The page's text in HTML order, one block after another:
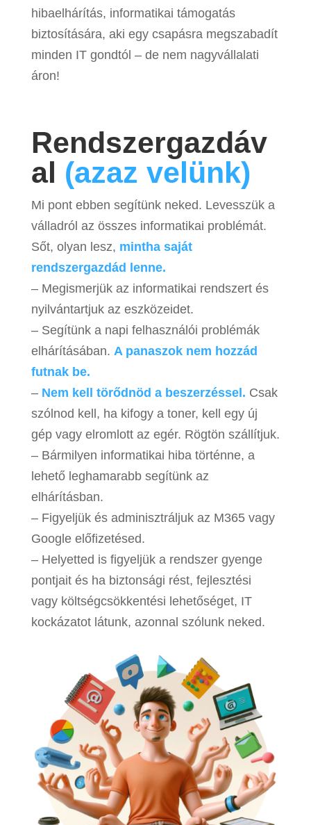
hibaelhárítás, informatikai támogatás
biztosítására, aki egy csapásra megszabadít
minden IT gondtól – de nem nagyvállalati
áron!
Rendszergazdáv
al (azaz velünk)
Mi pont ebben segítünk neked. Levesszük a
válladról az összes informatikai problémát.
Sőt, olyan lesz, mintha saját
rendszergazdád lenne.
– Megismerjük az informatikai rendszert és
nyilvántartjuk az eszközeidet.
– Segítünk a napi felhasználói problémák
elhárításában. A panaszok nem hozzád
futnak be.
– Nem kell törődnöd a beszerzéssel. Csak
szólnod kell, ha kifogy a toner, kell egy új
gép vagy elromlott az egér. Rögtön szállítjuk.
– Bármilyen informatikai hiba történne, a
lehető leghamarabb segítünk az
elhárításban.
– Figyeljük és adminisztráljuk az M365 vagy
Google előfizetésed.
– Helyetted is figyeljük a rendszer gyenge
pontjait és ha biztonsági rést, fejlesztési
vagy költségcsökkentési lehetőséget, IT
kockázatot látunk, azonnal szólunk neked.